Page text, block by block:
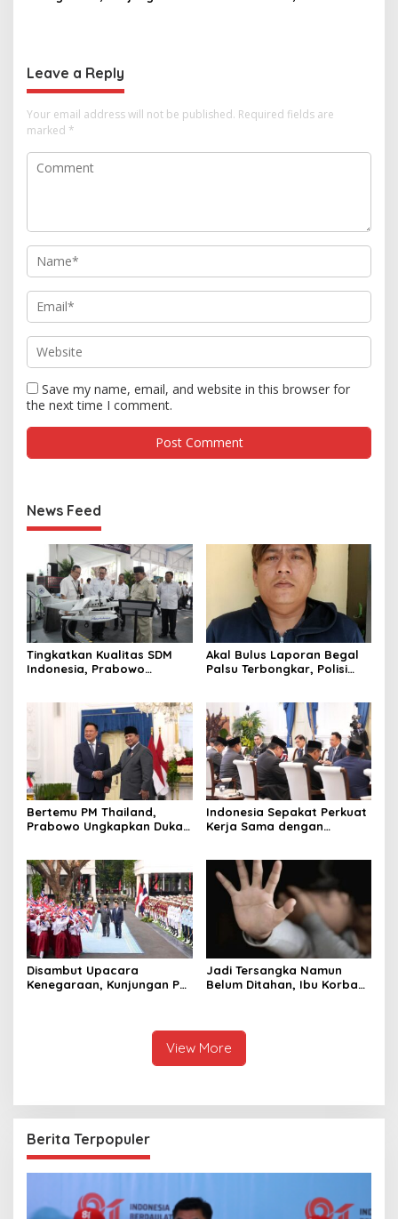
Leave a Reply
Your email address will not be published. Required fields are
marked *
Save my name, email, and website in this browser for
the next time I comment.
News Feed
Tingkatkan Kualitas SDM
Indonesia, Prabowo
Terbaik Dunia
Akal Bulus Laporan Begal
Palsu Terbongkar, Polisi
Bertemu PM Thailand,
Prabowo Ungkapkan Duka
Raja Thailand
Indonesia Sepakat Perkuat
Kerja Sama dengan
Disambut Upacara
Kenegaraan, Kunjungan PM
Jadi Tersangka Namun
Belum Ditahan, Ibu Korban
Anaknya Hamil
View More
Berita Terpopuler